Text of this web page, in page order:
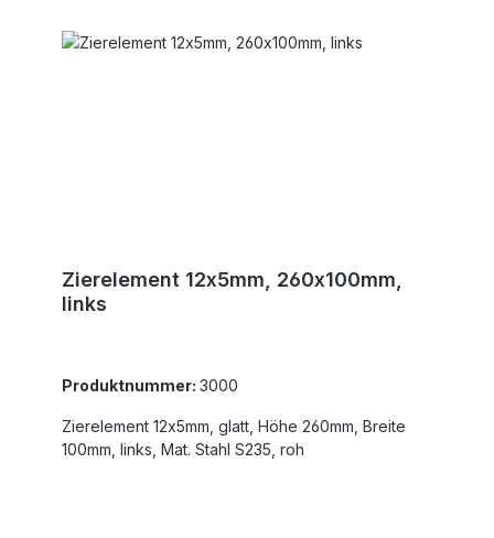
Zierelement 12x5mm, 260x100mm,
links
Produktnummer: 3000
Zierelement 12x5mm, glatt, Höhe 260mm, Breite
100mm, links, Mat. Stahl S235, roh